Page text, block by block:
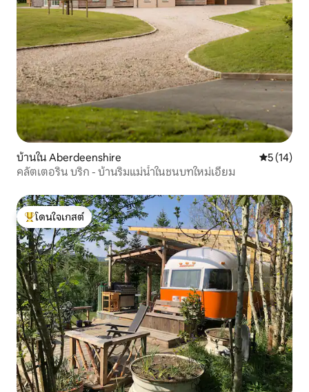
บ้านใน Aberdeenshire คะแนนเฉลี่
5 (14)
คลัตเตอริน บริก - บ้านริมแม่น้ำในชนบทใหม่เอี่ยม
โดนใจเกสต์ที่สุด
โดนใจเกสต์